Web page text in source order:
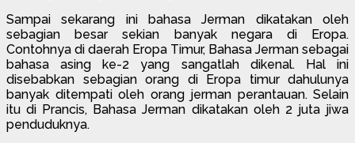
Sampai sekarang ini bahasa Jerman dikatakan oleh
sebagian besar sekian banyak negara di Eropa.
Contohnya di daerah Eropa Timur, Bahasa Jerman sebagai
bahasa asing ke-2 yang sangatlah dikenal. Hal ini
disebabkan sebagian orang di Eropa timur dahulunya
banyak ditempati oleh orang jerman perantauan. Selain
itu di Prancis, Bahasa Jerman dikatakan oleh 2 juta jiwa
penduduknya.